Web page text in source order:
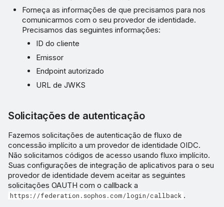
Forneça as informações de que precisamos para nos
comunicarmos com o seu provedor de identidade.
Precisamos das seguintes informações:
ID do cliente
Emissor
Endpoint autorizado
URL de JWKS
Solicitações de autenticação
Fazemos solicitações de autenticação de fluxo de
concessão implícito a um provedor de identidade OIDC.
Não solicitamos códigos de acesso usando fluxo implícito.
Suas configurações de integração de aplicativos para o seu
provedor de identidade devem aceitar as seguintes
solicitações OAUTH com o callback a
https://federation.sophos.com/login/callback .